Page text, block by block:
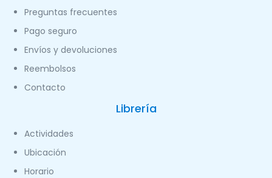
Preguntas frecuentes
Pago seguro
Envíos y devoluciones
Reembolsos
Contacto
Librería
Actividades
Ubicación
Horario